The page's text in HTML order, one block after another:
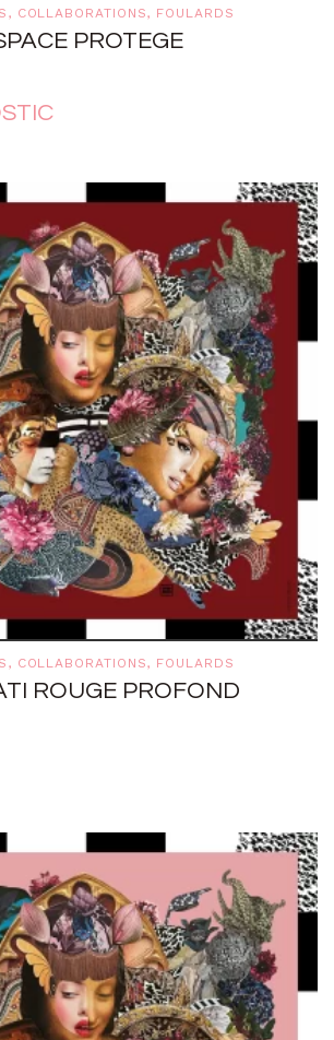
, COLLABORATIONS, FOULARDS
PROTEGE
, COLLABORATIONS, FOULARDS
ROUGE PROFOND